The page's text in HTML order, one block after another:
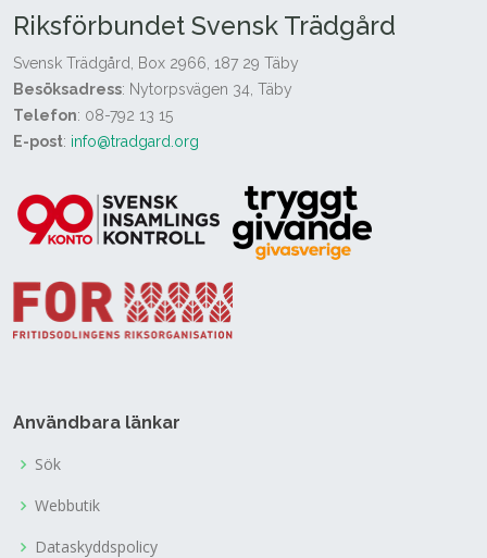
Riksförbundet Svensk Trädgård
Svensk Trädgård, Box 2966, 187 29 Täby
Besöksadress: Nytorpsvägen 34, Täby
Telefon: 08-792 13 15
E-post: info@tradgard.org
Användbara länkar
Sök
Webbutik
Dataskyddspolicy